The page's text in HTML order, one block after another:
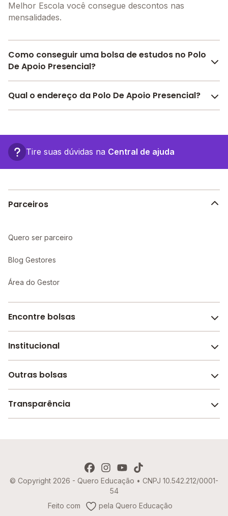
Melhor Escola você consegue descontos nas
mensalidades.
Como conseguir uma bolsa de estudos no Polo
De Apoio Presencial?
Pesquise bolsas disponíveis no Melhor Escola e
Qual o endereço da Polo De Apoio Presencial?
Tire suas dúvidas na Central de ajuda
Parceiros
Quero ser parceiro
Blog Gestores
Área do Gestor
Encontre bolsas
Melhores escolas de São Paulo
Escolas por cidade e bairro
Institucional
Sobre o Melhor Escola
Revista Melhor Escola
Outras bolsas
Faculdades e universidades
Transparência
Política de Cookies
© Copyright 2026 - Quero Educação • CNPJ 10.542.212/0001-
54
Feito com
pela Quero Educação